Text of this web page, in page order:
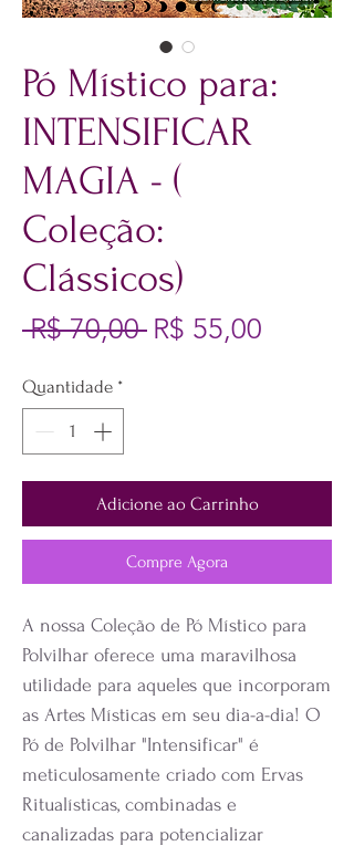
Pó Místico para:
INTENSIFICAR
MAGIA - (
Coleção:
Clássicos)
R$ 70,00 Preço normal
R$ 55,00
Quantidade *
Adicione ao Carrinho
Compre Agora
A nossa Coleção de Pó Místico para
Polvilhar oferece uma maravilhosa
utilidade para aqueles que incorporam
as Artes Místicas em seu dia-a-dia! O
Pó de Polvilhar "Intensificar" é
meticulosamente criado com Ervas
Ritualísticas, combinadas e
canalizadas para potencializar